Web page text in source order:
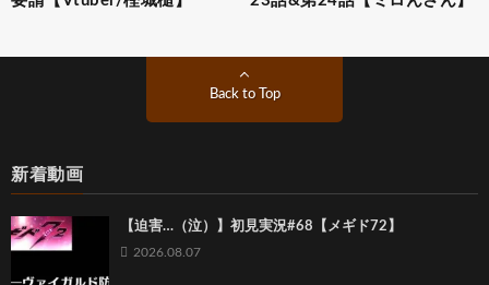
Back to Top
新着動画
【迫害…（泣）】初見実況#68【メギド72】
2026.08.07